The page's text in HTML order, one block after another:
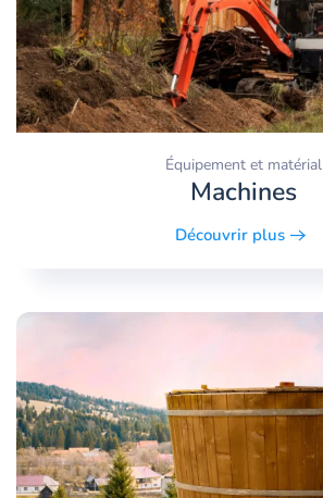
Équipement et matérial
Machines
Découvrir plus